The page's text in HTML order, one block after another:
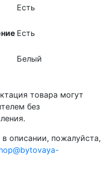
Есть
Есть
Белый
товара могут
без
описании, пожалуйста,